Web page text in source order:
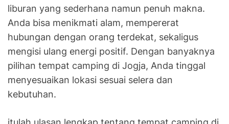
liburan yang sederhana namun penuh makna.
Anda bisa menikmati alam, mempererat
hubungan dengan orang terdekat, sekaligus
mengisi ulang energi positif. Dengan banyaknya
pilihan tempat camping di Jogja, Anda tinggal
menyesuaikan lokasi sesuai selera dan
kebutuhan.